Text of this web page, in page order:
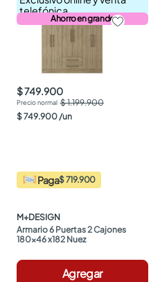
telefónica
Ahorro en grande
$ 749.900
$ 1.199.900
$749.900 /un
Paga$ 719.900
M+DESIGN
Armario 6 Puertas 2 Cajones
180x46 x182 Nuez
Agregar